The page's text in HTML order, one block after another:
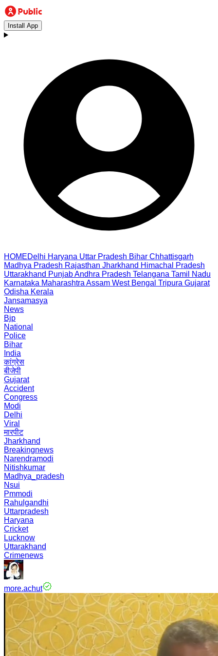
Install App
HOMEDelhi Haryana Uttar Pradesh Bihar Chhattisgarh
Madhya Pradesh Rajasthan Jharkhand Himachal Pradesh
Uttarakhand PunjabAndhra Pradesh Telangana Tamil Nadu
Karnataka Maharashtra Assam West Bengal Tripura Gujarat
Odisha Kerala
Jansamasya
News
Bjp
National
Police
Bihar
India
कांग्रेस
बीजेपी
Gujarat
Accident
Congress
Modi
Delhi
Viral
मारपीट
Jharkhand
Breakingnews
Narendramodi
Nitishkumar
Madhya_pradesh
Nsui
Pmmodi
Rahulgandhi
Uttarpradesh
Haryana
Cricket
Lucknow
Uttarakhand
Crimenews
more.achut